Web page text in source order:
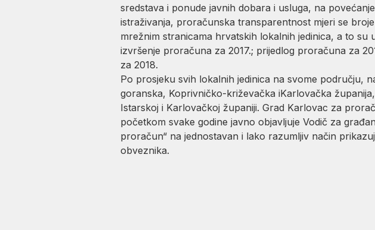
sredstava i ponude javnih dobara i usluga, na
istraživanja, proračunska transparentnost mjeri se
mrežnim stranicama hrvatskih lokalnih jedinica, a to
izvršenje proračuna za 2017.; prijedlog proračuna za
za 2018.
Po prosjeku svih lokalnih jedinica na svome području,
goranska, Koprivničko-križevačka iKarlovačka
Istarskoj i Karlovačkoj županiji. Grad Karlovac za
početkom svake godine javno objavljuje Vodič za
proračun“ na jednostavan i lako razumljiv način
obveznika.